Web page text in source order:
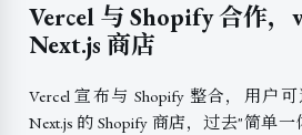
Vercel 与 Shopify 合作，
Next.js 商店
Vercel 宣布与 Shopify 整合，用户
Next.js 的 Shopify 商店，过去"简单